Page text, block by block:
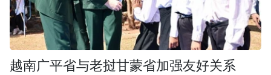
越南广平省与老挝甘蒙省加强友好关系